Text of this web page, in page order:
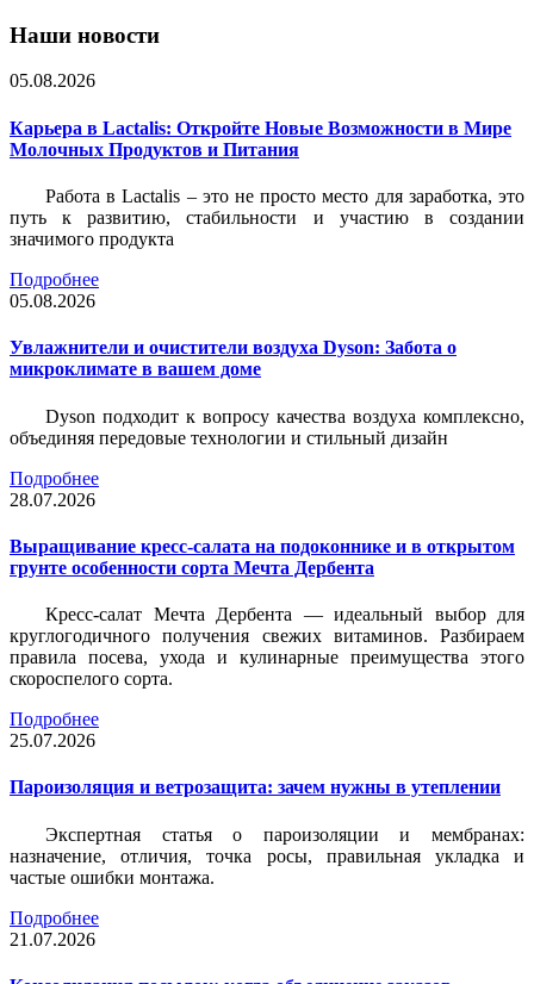
Наши новости
05.08.2026
Карьера в Lactalis: Откройте Новые Возможности в Мире
Молочных Продуктов и Питания
Работа в Lactalis – это не просто место для заработка, это
путь к развитию, стабильности и участию в создании
значимого продукта
Подробнее
05.08.2026
Увлажнители и очистители воздуха Dyson: Забота о
микроклимате в вашем доме
Dyson подходит к вопросу качества воздуха комплексно,
объединяя передовые технологии и стильный дизайн
Подробнее
28.07.2026
Выращивание кресс-салата на подоконнике и в открытом
грунте особенности сорта Мечта Дербента
Кресс-салат Мечта Дербента — идеальный выбор для
круглогодичного получения свежих витаминов. Разбираем
правила посева, ухода и кулинарные преимущества этого
скороспелого сорта.
Подробнее
25.07.2026
Пароизоляция и ветрозащита: зачем нужны в утеплении
Экспертная статья о пароизоляции и мембранах:
назначение, отличия, точка росы, правильная укладка и
частые ошибки монтажа.
Подробнее
21.07.2026